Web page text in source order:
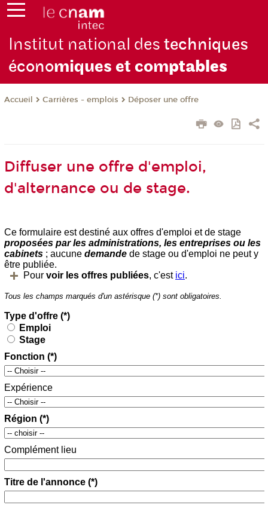
Institut national destechniques
économiques et comptables
Accueil Carrières - emplois Déposer une offre
Diffuser une offre d'emploi,
d'alternance ou de stage.